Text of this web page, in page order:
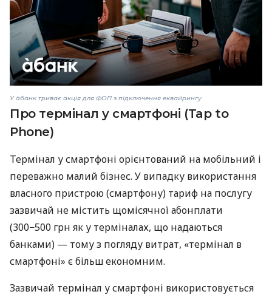
У àбанк триває акція для ФОП з підключення еквайрингу
Про термінал у смартфоні (Tap to
Phone)
Термінал у смартфоні орієнтований на мобільний і
переважно малий бізнес. У випадку використання
власного пристрою (смартфону) тариф на послугу
зазвичай не містить щомісячної абонплати
(300−500 грн як у терміналах, що надаються
банками) — тому з погляду витрат, «термінал в
смартфоні» є більш економним.
Зазвичай термінал у смартфоні використовується